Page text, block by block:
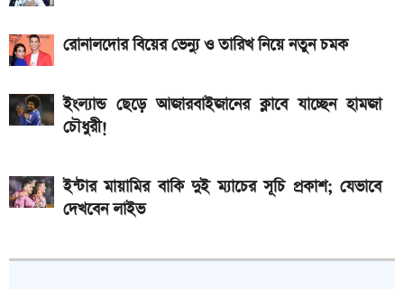
রোনালদোর বিয়ের ভেন্যু ও তারিখ নিয়ে নতুন চমক
ইংল্যান্ড ছেড়ে আজারবাইজানের ক্লাবে যাচ্ছেন হামজা
চৌধুরী!
ইন্টার মায়ামির বাকি দুই ম্যাচের সূচি প্রকাশ; যেভাবে
দেখবেন লাইভ